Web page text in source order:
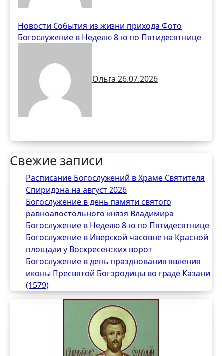
Новости События из жизни прихода Фото
Богослужение в Неделю 8-ю по Пятидесятнице
Ольга 26.07.2026
Свежие записи
Расписание Богослужений в Храме Святителя
Спиридона на август 2026
Богослужение в день памяти святого
равноапостольного князя Владимира
Богослужение в Неделю 8-ю по Пятидесятнице
Богослужение в Иверской часовне на Красной
площади у Воскресенских ворот
Богослужение в день празднования явления
иконы Пресвятой Богородицы во граде Казани
(1579)